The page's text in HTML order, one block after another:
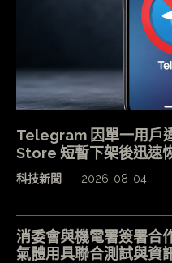
Telegram 因單一用戶
Store 短暫下架後迅速
科技新聞 2026-08-04
消委會與機電署簽署
氣體用具聯合測試與資